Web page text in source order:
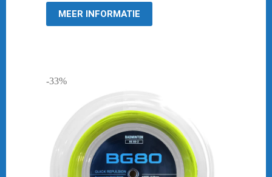
MEER INFORMATIE
-33%